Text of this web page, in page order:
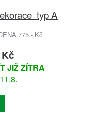
typ A
775.- Kč
JIŽ ZÍTRA